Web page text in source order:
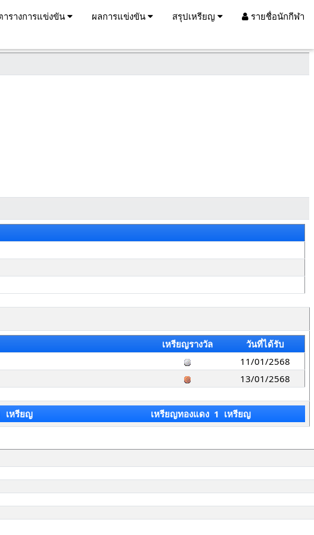
ารางการแข่งขัน ผลการแข่งขัน สรุปเหรียญ รายชื่อนักกีฬา
เหรียญรางวัล
วันที่ได้รับ
11/01/2568
13/01/2568
เหรียญ เหรียญทองแดง 1 เหรียญ